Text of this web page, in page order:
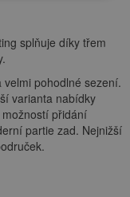
splňuje díky třem
pohodlné sezení.
varianta nabídky
přidání
partie zad. Nejnižší